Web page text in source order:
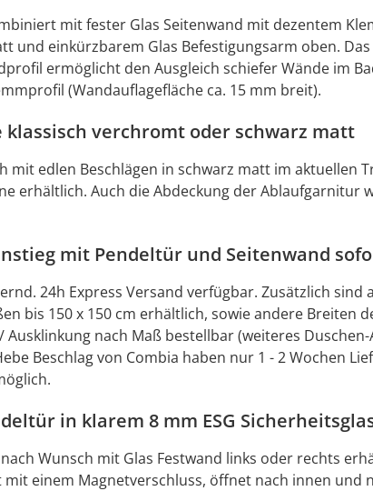
mit fester Glas Seitenwand mit dezentem
und einkürzbarem Glas Befestigungsarm oben.
ermöglicht den Ausgleich schiefer Wände im
(Wandauflagefläche ca. 15 mm breit).
klassisch verchromt oder schwarz matt
mit edlen Beschlägen in schwarz matt im aktuellen
erhältlich. Auch die Abdeckung der Ablaufgarnitur
mit Pendeltür und Seitenwand
24h Express Versand verfügbar. Zusätzlich sind
bis 150 x 150 cm erhältlich, sowie andere Breiten
Ausklinkung nach Maß bestellbar (weiteres
Beschlag von Combia haben nur 1 - 2 Wochen
in klarem 8 mm ESG
Wunsch mit Glas Festwand links oder rechts
einem Magnetverschluss, öffnet nach innen und